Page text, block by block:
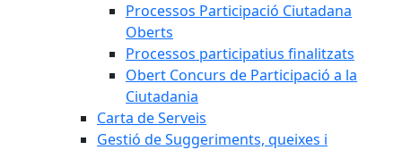
Processos Participació Ciutadana
Oberts
Processos participatius finalitzats
Obert Concurs de Participació a la
Ciutadania
Carta de Serveis
Gestió de Suggeriments, queixes i